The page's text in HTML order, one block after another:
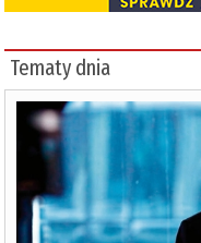
Tematy dnia